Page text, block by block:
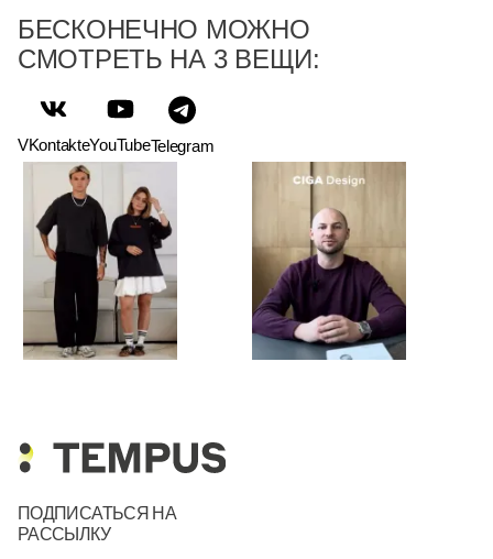
БЕСКОНЕЧНО МОЖНО
СМОТРЕТЬ НА 3 ВЕЩИ:
VKontakteYouTubeTelegram
ПОДПИСАТЬСЯ НА
РАССЫЛКУ